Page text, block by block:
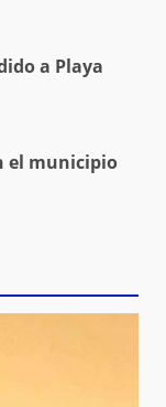
a Playa
el municipio